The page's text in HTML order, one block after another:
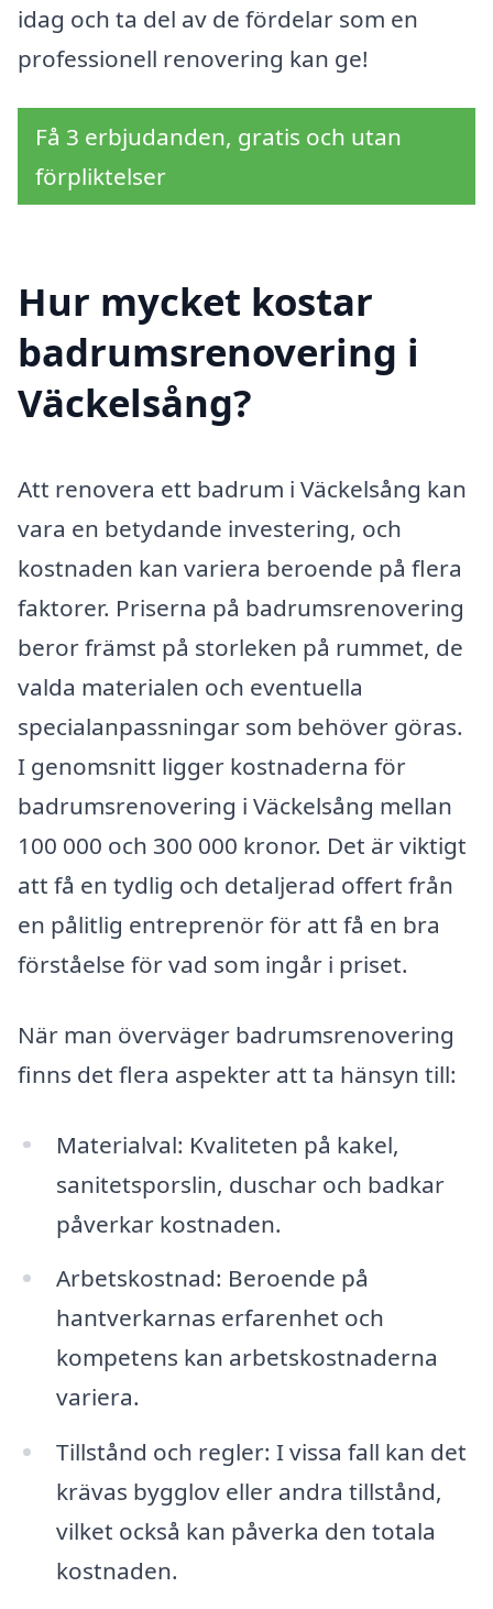
idag och ta del av de fördelar som en
professionell renovering kan ge!
Få 3 erbjudanden, gratis och utan
förpliktelser
Hur mycket kostar
badrumsrenovering i
Väckelsång?
Att renovera ett badrum i Väckelsång kan
vara en betydande investering, och
kostnaden kan variera beroende på flera
faktorer. Priserna på badrumsrenovering
beror främst på storleken på rummet, de
valda materialen och eventuella
specialanpassningar som behöver göras.
I genomsnitt ligger kostnaderna för
badrumsrenovering i Väckelsång mellan
100 000 och 300 000 kronor. Det är viktigt
att få en tydlig och detaljerad offert från
en pålitlig entreprenör för att få en bra
förståelse för vad som ingår i priset.
När man överväger badrumsrenovering
finns det flera aspekter att ta hänsyn till:
Materialval: Kvaliteten på kakel,
sanitetsporslin, duschar och badkar
påverkar kostnaden.
Arbetskostnad: Beroende på
hantverkarnas erfarenhet och
kompetens kan arbetskostnaderna
variera.
Tillstånd och regler: I vissa fall kan det
krävas bygglov eller andra tillstånd,
vilket också kan påverka den totala
kostnaden.